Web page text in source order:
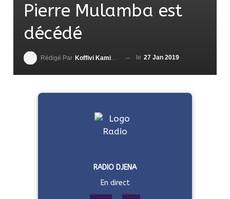
Pierre Mulamba est
décédé
Rédigé Par Koffivi Kami AGBETOU le 27 Jan 2019
RADIO DJENA
En direct